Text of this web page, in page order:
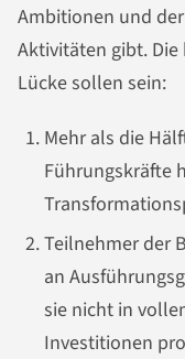
Ambitionen und
Aktivitäten gibt.
Lücke sollen sein:
Mehr als die
Führungskräfte
Teilnehmer der
an
sie nicht in
Investitionen